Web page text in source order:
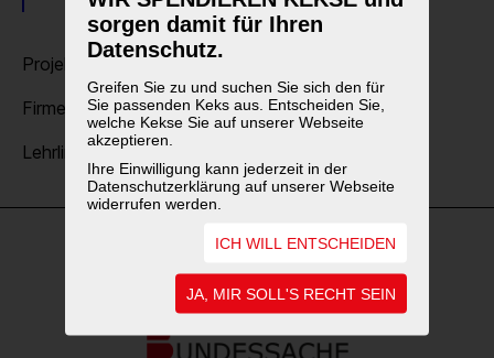
sorgen damit für Ihren
Datenschutz.
Greifen Sie zu und suchen Sie sich den für
Sie passenden Keks aus. Entscheiden Sie,
welche Kekse Sie auf unserer Webseite
akzeptieren.
Ihre Einwilligung kann jederzeit in der
Datenschutzerklärung auf unserer Webseite
widerrufen werden.
ICH WILL ENTSCHEIDEN
JA, MIR SOLL'S RECHT SEIN
Projekte (11)
Firmensitz & Zentrale (3)
Lehrlingsausbildung (1)